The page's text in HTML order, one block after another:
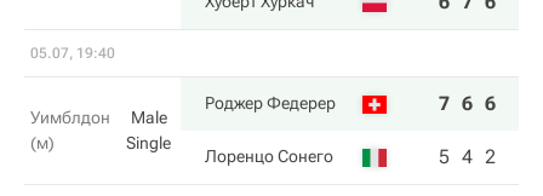
05.07, 19:40
Уимблдон
(м)
Male
Single
Роджер Федерер 7 6 6
Лоренцо Сонего 5 4 2